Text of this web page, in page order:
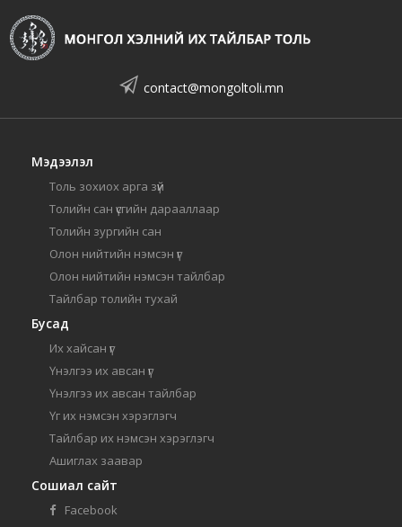
contact@mongoltoli.mn
Мэдээлэл
Толь зохиох арга зүй
Толийн сан үсгийн дарааллаар
Толийн зургийн сан
Олон нийтийн нэмсэн үг
Олон нийтийн нэмсэн тайлбар
Тайлбар толийн тухай
Бусад
Их хайсан үг
Үнэлгээ их авсан үг
Үнэлгээ их авсан тайлбар
Үг их нэмсэн хэрэглэгч
Тайлбар их нэмсэн хэрэглэгч
Ашиглах заавар
Сошиал сайт
Facebook